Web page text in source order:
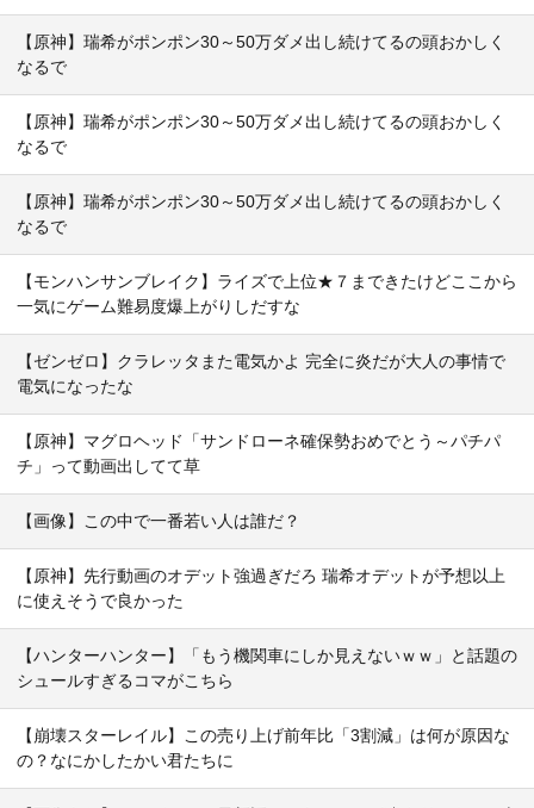
【原神】瑞希がポンポン30～50万ダメ出し続けてるの頭おかしく
なるで
【原神】瑞希がポンポン30～50万ダメ出し続けてるの頭おかしく
なるで
【原神】瑞希がポンポン30～50万ダメ出し続けてるの頭おかしく
なるで
【モンハンサンブレイク】ライズで上位★７まできたけどここから
一気にゲーム難易度爆上がりしだすな
【ゼンゼロ】クラレッタまた電気かよ 完全に炎だが大人の事情で
電気になったな
【原神】マグロヘッド「サンドローネ確保勢おめでとう～パチパ
チ」って動画出してて草
【画像】この中で一番若い人は誰だ？
【原神】先行動画のオデット強過ぎだろ 瑞希オデットが予想以上
に使えそうで良かった
【ハンターハンター】「もう機関車にしか見えないｗｗ」と話題の
シュールすぎるコマがこちら
【崩壊スターレイル】この売り上げ前年比「3割減」は何が原因な
の？なにかしたかい君たちに